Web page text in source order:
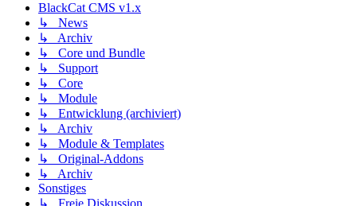
BlackCat CMS v1.x
↳ News
↳ Archiv
↳ Core und Bundle
↳ Support
↳ Core
↳ Module
↳ Entwicklung (archiviert)
↳ Archiv
↳ Module & Templates
↳ Original-Addons
↳ Archiv
Sonstiges